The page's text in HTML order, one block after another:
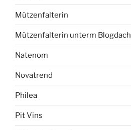
Mützenfalterin
Mützenfalterin unterm Blogdach
Natenom
Novatrend
Philea
Pit Vins